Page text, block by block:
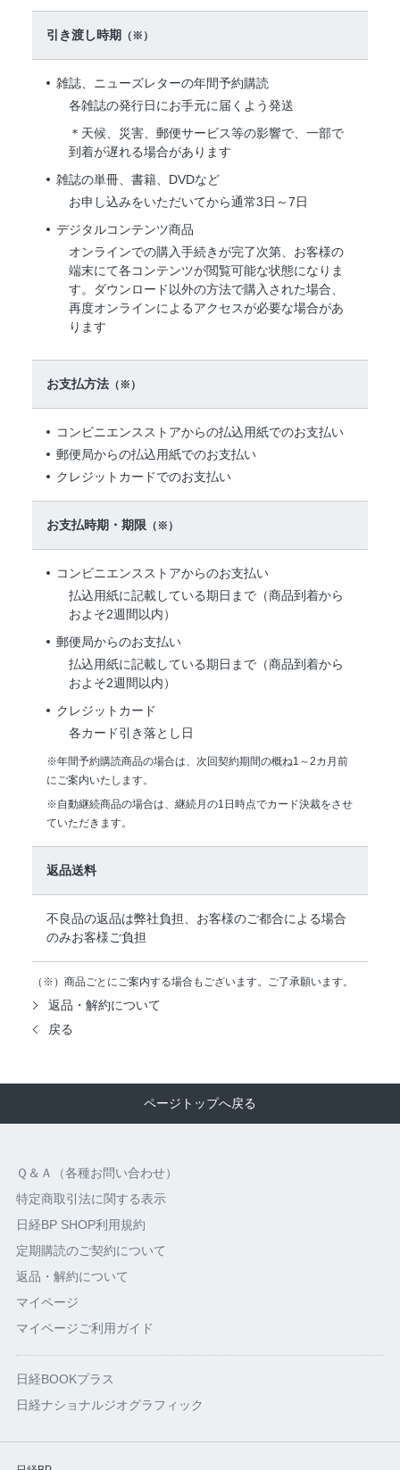
引き渡し時期 （※）
雑誌、ニューズレターの年間予約購読
各雑誌の発行日にお手元に届くよう発送
＊天候、災害、郵便サービス等の影響で、一部で
到着が遅れる場合があります
雑誌の単冊、書籍、DVDなど
お申し込みをいただいてから通常3日～7日
デジタルコンテンツ商品
オンラインでの購入手続きが完了次第、お客様の
端末にて各コンテンツが閲覧可能な状態になりま
す。ダウンロード以外の方法で購入された場合、
再度オンラインによるアクセスが必要な場合があ
ります
お支払方法 （※）
コンビニエンスストアからの払込用紙でのお支払い
郵便局からの払込用紙でのお支払い
クレジットカードでのお支払い
お支払時期・期限 （※）
コンビニエンスストアからのお支払い
払込用紙に記載している期日まで（商品到着から
およそ2週間以内）
郵便局からのお支払い
払込用紙に記載している期日まで（商品到着から
およそ2週間以内）
クレジットカード
各カード引き落とし日
※年間予約購読商品の場合は、次回契約期間の概ね1～2カ月前
にご案内いたします。
※自動継続商品の場合は、継続月の1日時点でカード決裁をさせ
ていただきます。
返品送料
不良品の返品は弊社負担、お客様のご都合による場合
のみお客様ご負担
（※）商品ごとにご案内する場合もございます。ご了承願います。
返品・解約について
戻る
ページトップへ戻る
Ｑ＆Ａ（各種お問い合わせ）
特定商取引法に関する表示
日経BP SHOP利用規約
定期購読のご契約について
返品・解約について
マイページ
マイページご利用ガイド
日経BOOKプラス
日経ナショナルジオグラフィック